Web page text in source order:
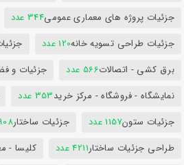
جزئیات پروژه های معماری عمومی344 عدد
جزئیات طراحی تسویه خانه120 عدد
برق کشی - اتصالات566 عدد جزئیات و
نمایشگاه - فروشگاه - مرکز خرید353 عدد
جزئیات ستون1157 عدد جزئیات ساختار1908
طراحی جزئیات ساختار4211 عدد کلیسا -